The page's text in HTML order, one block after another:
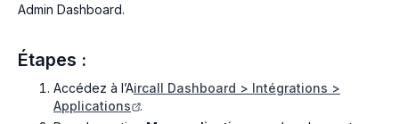
Admin Dashboard.
Étapes :
Accédez à l’Aircall Dashboard > Intégrations >
Applications
.